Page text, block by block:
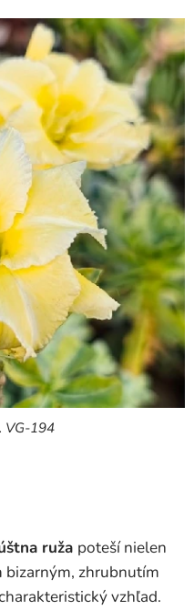
VG-194
ruža poteší nielen
bizarným, zhrubnutím
vzhľad.